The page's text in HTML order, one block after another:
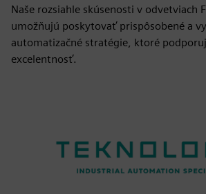
Naše rozsiahle skúsenosti v odvetviach
umožňujú poskytovať prispôsobené a
automatizačné stratégie, ktoré
excelentnosť.